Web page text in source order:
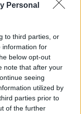
Personal
to third parties, or
information for
below opt-out
note that after your
seeing
utilized by
parties prior to
of the further